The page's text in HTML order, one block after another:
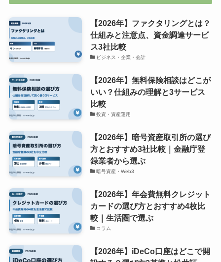
【2026年】ファクタリングとは？
仕組みと注意点、資金調達サービ
ス3社比較
ビジネス・企業・会計
【2026年】無料保険相談はどこが
いい？仕組みの理解と3サービス
比較
投資・資産運用
【2026年】暗号資産取引所の選び
方とおすすめ3社比較｜金融庁登
録業者から選ぶ
暗号資産・Web3
【2026年】年会費無料クレジット
カードの選び方とおすすめ4枚比
較｜生活圏で選ぶ
コラム
【2026年】iDeCo口座はどこで開